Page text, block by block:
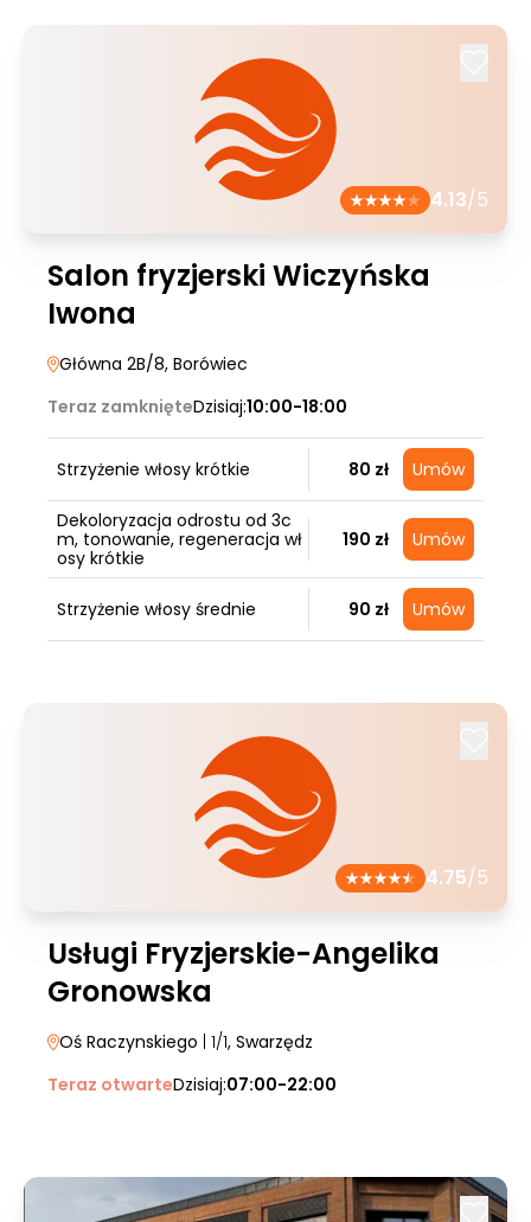
4.13/5
Salon fryzjerski Wiczyńska
Iwona
Główna 2B/8, Borówiec
Teraz zamknięteDzisiaj:10:00-18:00
Strzyżenie włosy krótkie 80 zł Umów
Dekoloryzacja odrostu od 3c
m, tonowanie, regeneracja wł
osy krótkie
190 zł Umów
Strzyżenie włosy średnie 90 zł Umów
4.75/5
Usługi Fryzjerskie-Angelika
Gronowska
Oś Raczynskiego | 1/1, Swarzędz
Teraz otwarteDzisiaj:07:00-22:00